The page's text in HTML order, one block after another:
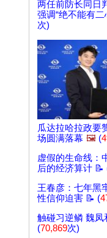
两任前防长同日
强调“绝不能有二
次)
瓜达拉哈拉政要
场圆满落幕 🖼️ (
虚假的生命线：
后的经济算计 📝
王春彦：七年黑
性信仰迫害 📝 (
触碰习逆鳞 魏凤
(70,869次)